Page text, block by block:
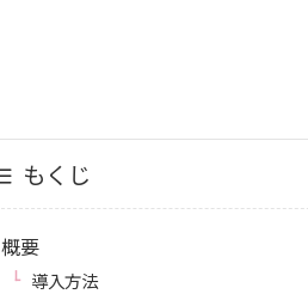
もくじ
概要
導入方法